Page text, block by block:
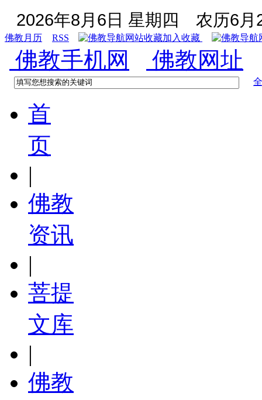
2026年8月6日 星期四 农历6月
佛教月历 RSS 加入收藏
佛教手机网 佛教网址
首
页
|
佛教
资讯
|
菩提
文库
|
佛教